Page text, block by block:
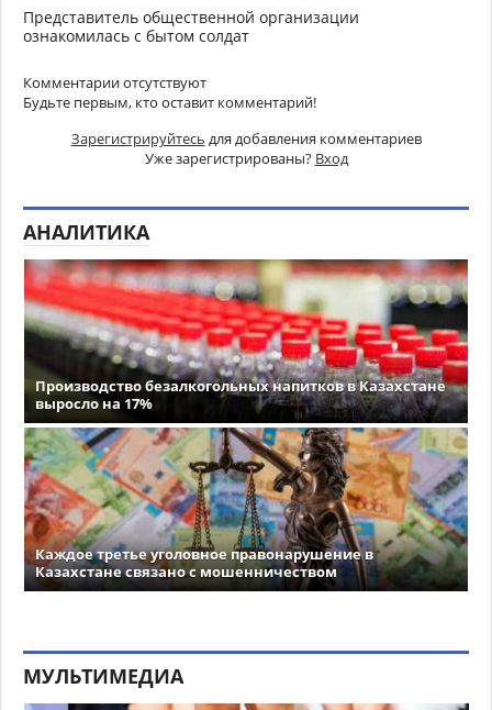
Представитель общественной организации
ознакомилась с бытом солдат
Комментарии отсутствуют
Будьте первым, кто оставит комментарий!
Зарегистрируйтесь для добавления комментариев
Уже зарегистрированы? Вход
АНАЛИТИКА
Производство безалкогольных напитков в Казахстане
выросло на 17%
Каждое третье уголовное правонарушение в
Казахстане связано с мошенничеством
МУЛЬТИМЕДИА